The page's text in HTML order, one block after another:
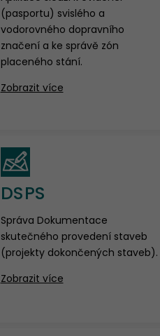
(pasportu) svislého a
vodorovného dopravního
značení a ke správě zón
placeného stání.
Zobrazit více
DSPS
Správa Dokumentace
skutečného provedení staveb
(projekty dokončených staveb).
Zobrazit více